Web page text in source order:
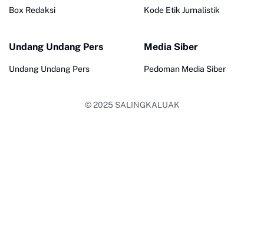
Box Redaksi Kode Etik Jurnalistik
Undang Undang Pers
Undang Undang Pers
Media Siber
Pedoman Media Siber
© 2025 SALINGKALUAK